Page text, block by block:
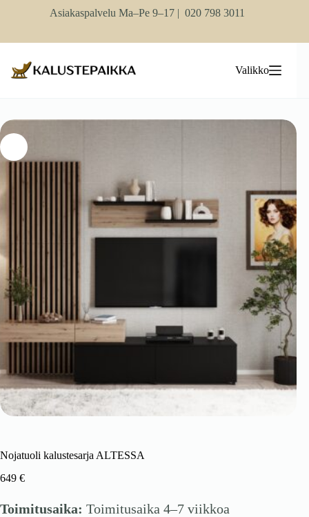
Asiakaspalvelu Ma–Pe 9–17 | 020 798 3011
Valikko
Nojatuoli kalustesarja ALTESSA
649 €
Toimitusaika: Toimitusaika 4–7 viikkoa